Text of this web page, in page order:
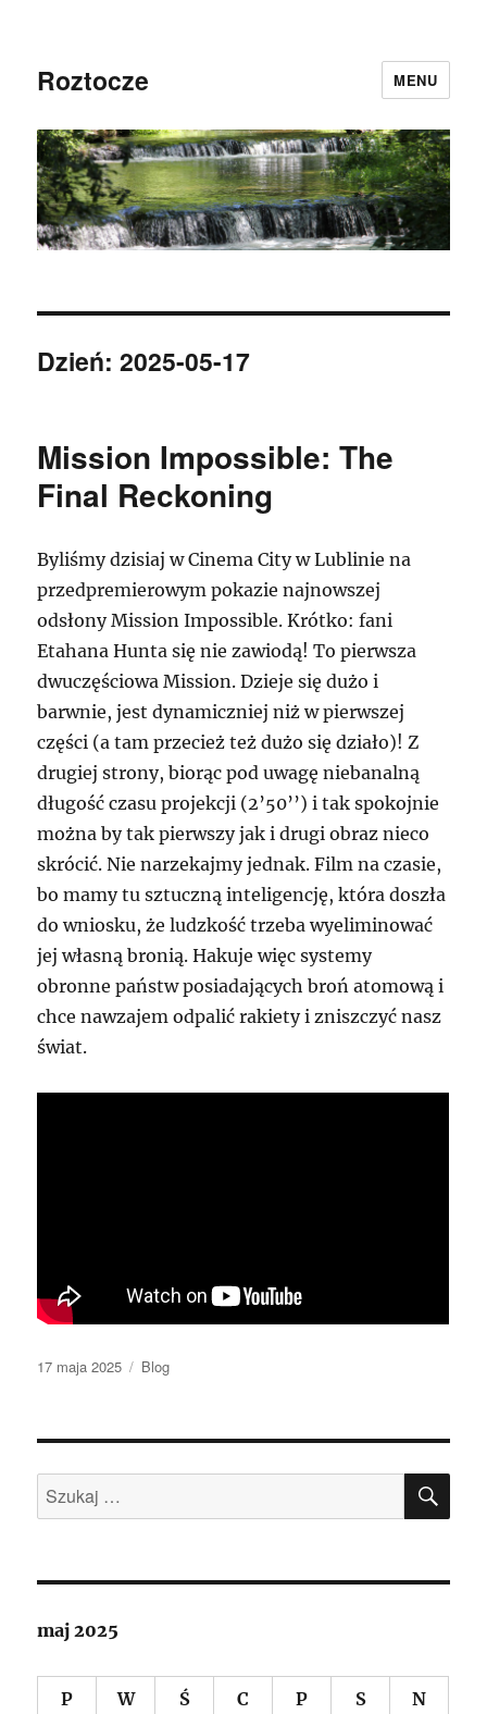
Roztocze MENU
Dzień:2025-05-17
Mission Impossible: The
Final Reckoning
Byliśmy dzisiaj w Cinema City w Lublinie na
przedpremierowym pokazie najnowszej
odsłony Mission Impossible. Krótko: fani
Etahana Hunta się nie zawiodą! To pierwsza
dwuczęściowa Mission. Dzieje się dużo i
barwnie, jest dynamiczniej niż w pierwszej
części (a tam przecież też dużo się działo)! Z
drugiej strony, biorąc pod uwagę niebanalną
długość czasu projekcji (2’50’’) i tak spokojnie
można by tak pierwszy jak i drugi obraz nieco
skrócić. Nie narzekajmy jednak. Film na czasie,
bo mamy tu sztuczną inteligencję, która doszła
do wniosku, że ludzkość trzeba wyeliminować
jej własną bronią. Hakuje więc systemy
obronne państw posiadających broń atomową i
chce nawzajem odpalić rakiety i zniszczyć nasz
świat.
Data
17 maja 2025 Kategorie
Blog
Szukaj:
maj 2025
P W Ś C P S N